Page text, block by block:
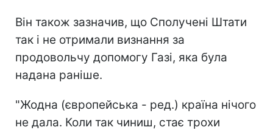
Він також зазначив, що Сполучені Штати
так і не отримали визнання за
продовольчу допомогу Газі, яка була
надана раніше.
"Жодна (європейська - ред.) країна нічого
не дала. Коли так чиниш, стає трохи